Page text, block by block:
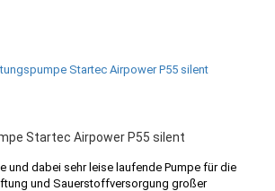
Startec Airpower P55 silent
und dabei sehr leise laufende Pumpe für die
und Sauerstoffversorgung großer